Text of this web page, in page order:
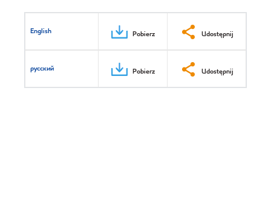
English Pobierz Udostępnij
русский Pobierz Udostępnij